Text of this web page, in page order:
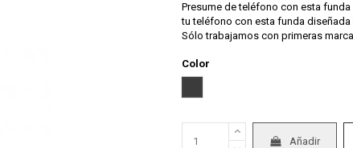
Presume de teléfono con esta funda
tu teléfono con esta funda diseñada
Sólo trabajamos con primeras
Color
Añadir